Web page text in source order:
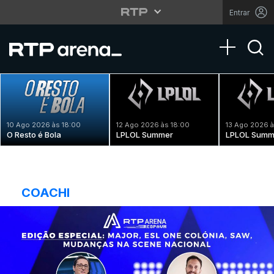
Entrar
Toggle
10 Ago 2026 às 18:00
O Resto é Bola
12 Ago 2026 às 18:00
LPLOL Summer
13 Ago 2026
LPLOL
COACHI